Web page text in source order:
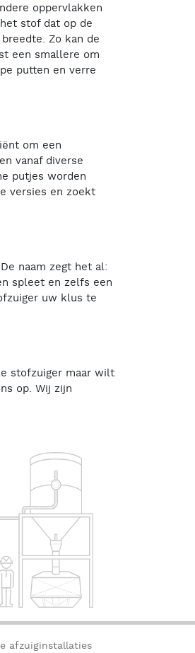
oppervlakken
stof dat op de
Zo kan de
een smallere om
putten en verre
om een
vanaf diverse
putjes worden
versies en zoekt
naam zegt het al:
spleet en zelfs een
uw klus te
stofzuiger maar wilt
op. Wij zijn
afzuiginstallaties